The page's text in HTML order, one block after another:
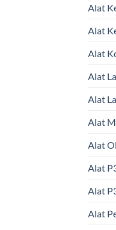
Alat
Alat
Alat
Alat
Alat
Alat
Alat
Alat
Alat
Alat